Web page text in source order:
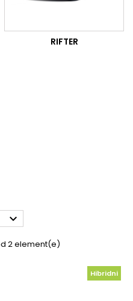
RIFTER

2 element(e)
Hibridni